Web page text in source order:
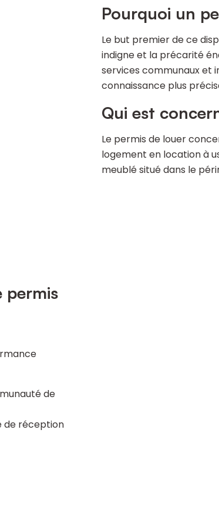
Pourquoi un
Le but premier de ce
indigne et la précarité
services communaux et
connaissance plus
Qui est
Le permis de louer
logement en location à
meublé situé dans le
permis
de
de réception